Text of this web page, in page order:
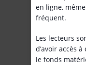
en ligne,
fréquent.
Les lecteurs
d’avoir accès
le fonds